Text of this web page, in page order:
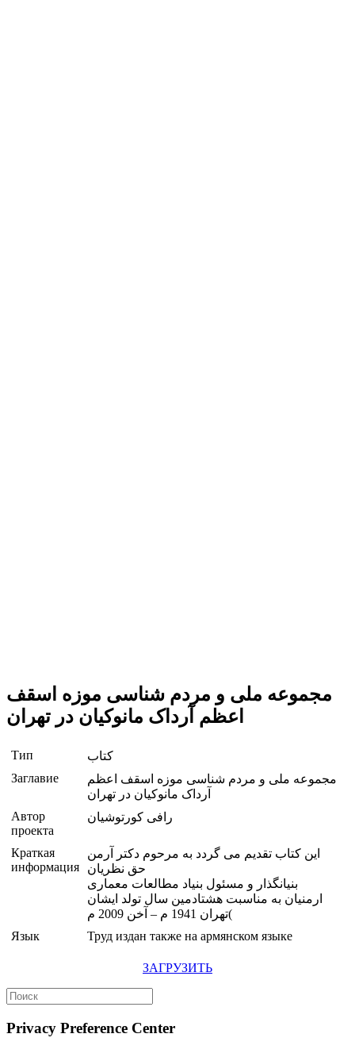
مجموعه ملی و مردم شناسی موزه اسقف
اعظم آرداک مانوکیان در تهران
Тип
کتاب
Заглавие
مجموعه ملی و مردم شناسی موزه اسقف اعظم
آرداک مانوکیان در تهران
Автор
проекта
رافی کورتوشیان
Краткая
информация
این کتاب تقدیم می گردد به مرحوم دکتر آرمن
حق نظریان
بنیانگذار و مسئول بنیاد مطالعات معماری
ارمنیان به مناسبت هشتادمین سال تولد ایشان
)تهران 1941 م – آخن 2009 م
Язык
Труд издан также на армянском языке
ЗАГРУЗИТЬ
Privacy Preference Center